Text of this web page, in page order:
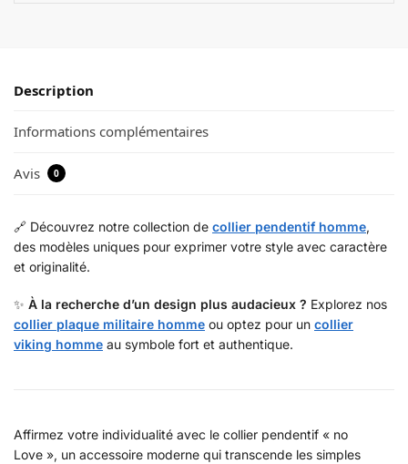
Description
Informations complémentaires
Avis 0
🔗 Découvrez notre collection de collier pendentif homme,
des modèles uniques pour exprimer votre style avec caractère
et originalité.
✨ À la recherche d’un design plus audacieux ? Explorez nos
collier plaque militaire homme ou optez pour un collier
viking homme au symbole fort et authentique.
Affirmez votre individualité avec le collier pendentif « no
Love », un accessoire moderne qui transcende les simples